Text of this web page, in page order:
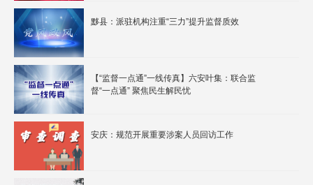
黟县：派驻机构注重“三力”提升监督质效
【“监督一点通”一线传真】六安叶集：联合监
督“一点通” 聚焦民生解民忧
安庆：规范开展重要涉案人员回访工作